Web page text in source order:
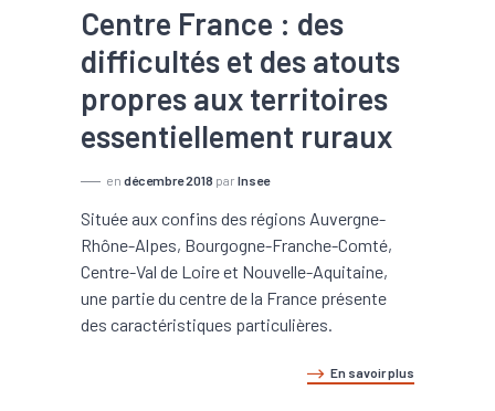
Centre France : des
difficultés et des atouts
propres aux territoires
essentiellement ruraux
en décembre 2018 par Insee
Située aux confins des régions Auvergne-
Rhône-Alpes, Bourgogne-Franche-Comté,
Centre-Val de Loire et Nouvelle-Aquitaine,
une partie du centre de la France présente
des caractéristiques particulières.
En savoir plus